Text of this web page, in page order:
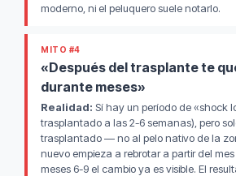
moderno, ni el peluquero suele notarlo.
MITO #4
«Después del trasplante te
durante meses»
Realidad: Sí hay un período de «shock
trasplantado a las 2-6 semanas), pero
trasplantado — no al pelo nativo de la
nuevo empieza a rebrotar a partir del
meses 6-9 el cambio ya es visible. El